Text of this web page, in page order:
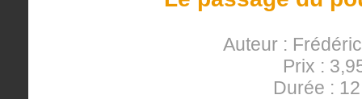
Auteur :
Prix :
Durée :